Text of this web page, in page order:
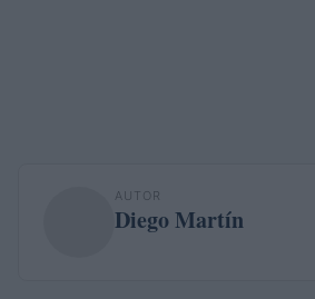
AUTOR
Diego Martín